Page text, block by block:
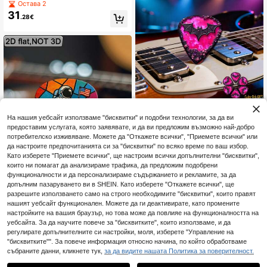
тия и дървена дръжка, 2 опции за
резонансна честота, подходящ за
йога медитация, релаксация с за
даване и настройка
Остава 2
31 .28€
6 бр. 2D плоски китарни пики, ора
нжево-синьо-червено-зелено-л
илаво многоцветен триъгълен па
чоуърк фон, бял астронавт с фла
г, креативен принт, персонализир
ани пики за музикален инструмен
т, празничен подарък за любител
и на музиката и китаристи
4.88€
1други продавачи
за годишнина, рожден ден и Коле
да, тематични китарни аксесоари
6 бр. 2D плоски китарни плъктили
от издръжлив ABS материал, чер
ен дизайн с прилеп в центъра и р
озови и лилакови кристални ръбо
ве, идеален празничен подарък з
а любители на музиката и китарат
а, с включена кутия за съхранени
е
4.48€
1други продавачи
1
0
На нашия уебсайт използваме "бисквитки" и подобни технологии, за да ви
предоставим услугата, която заявявате, и да ви предложим възможно най-добро
потребителско изживяване. Можете да "Откажете всички", "Приемете всички" или
да настроите предпочитанията си за "бисквитки" по всяко време по ваш избор.
Като изберете "Приемете всички", ще настроим всички допълнителни "бисквитки",
които ни помагат да анализираме трафика, да предложим подобрени
функционалности и да персонализираме съдържанието и рекламите, за да
допълним пазаруването ви в SHEIN. Като изберете "Откажете всички", ще
разрешите използването само на строго необходимите "бисквитки", които правят
нашият уебсайт функционален. Можете да ги деактивирате, като промените
настройките на вашия браузър, но това може да повлияе на функционалността на
уебсайта. За да научите повече за "бисквитките", които използваме, и да
регулирате допълнителните си настройки, моля, изберете "Управление на
"бисквитките"". За повече информация относно начина, по който обработваме
събраните данни, кликнете тук, за да видите нашата Политика за поверителност.